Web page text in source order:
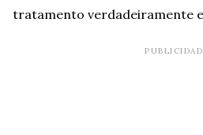
tratamento verdadeiramente